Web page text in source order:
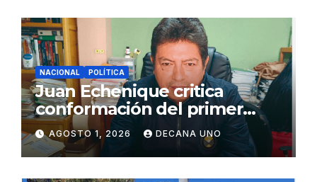
NACIONAL POLÍTICA
Juan Echenique critica
conformación del primer
gabinete ministerial de Keiko
Fujimori
AGOSTO 1, 2026 DECANA UNO